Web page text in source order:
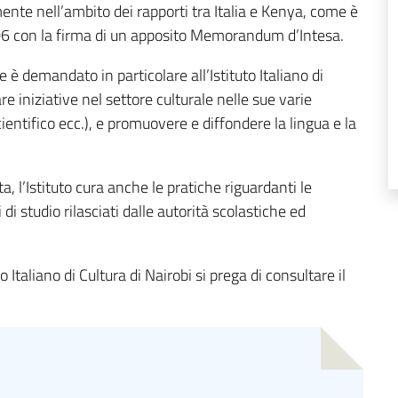
nell’ambito dei rapporti tra Italia e Kenya, come è
la firma di un apposito Memorandum d’Intesa.
demandato in particolare all’Istituto Italiano di
iniziative nel settore culturale nelle sue varie
ecc.), e promuovere e diffondere la lingua e la
l’Istituto cura anche le pratiche riguardanti le
studio rilasciati dalle autorità scolastiche ed
di Cultura di Nairobi si prega di consultare il